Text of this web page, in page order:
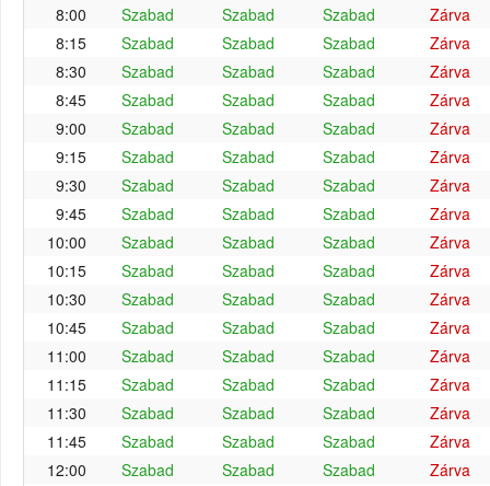
8:00
Szabad Szabad Szabad
Zárva
8:15
Szabad Szabad Szabad
Zárva
8:30
Szabad Szabad Szabad
Zárva
8:45
Szabad Szabad Szabad
Zárva
9:00
Szabad Szabad Szabad
Zárva
9:15
Szabad Szabad Szabad
Zárva
9:30
Szabad Szabad Szabad
Zárva
9:45
Szabad Szabad Szabad
Zárva
10:00
Szabad Szabad Szabad
Zárva
10:15
Szabad Szabad Szabad
Zárva
10:30
Szabad Szabad Szabad
Zárva
10:45
Szabad Szabad Szabad
Zárva
11:00
Szabad Szabad Szabad
Zárva
11:15
Szabad Szabad Szabad
Zárva
11:30
Szabad Szabad Szabad
Zárva
11:45
Szabad Szabad Szabad
Zárva
12:00
Szabad Szabad Szabad
Zárva